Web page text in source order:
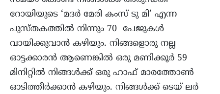
റോയിയുടെ ‘മദർ മേരി കംസ് ടു മി’ എന്ന
പുസ്തകത്തിൽ നിന്നും 70 പേജുകൾ
വായിക്കുവാൻ കഴിയും. നിങ്ങളൊരു നല്ല
ഓട്ടക്കാരൻ ആണെങ്കിൽ ഒരു മണിക്കൂർ 59
മിനിറ്റിൽ നിങ്ങൾക്ക് ഒരു ഹാഫ് മാരത്തോൺ
ഓടിത്തീർക്കാൻ കഴിയും. നിങ്ങൾക്ക് ടെയ് ലര്‍